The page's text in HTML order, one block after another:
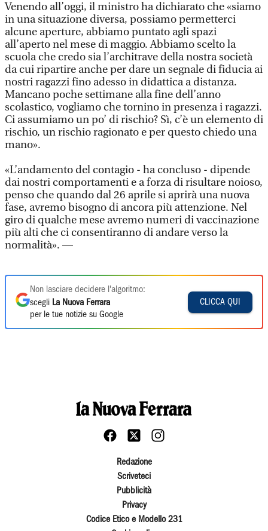
Venendo all’oggi, il ministro ha dichiarato che «siamo
in una situazione diversa, possiamo permetterci
alcune aperture, abbiamo puntato agli spazi
all’aperto nel mese di maggio. Abbiamo scelto la
scuola che credo sia l’architrave della nostra società
da cui ripartire anche per dare un segnale di fiducia ai
nostri ragazzi fino adesso in didattica a distanza.
Mancano poche settimane alla fine dell’anno
scolastico, vogliamo che tornino in presenza i ragazzi.
Ci assumiamo un po’ di rischio? Sì, c’è un elemento di
rischio, un rischio ragionato e per questo chiedo una
mano».
«L’andamento del contagio - ha concluso - dipende
dai nostri comportamenti e a forza di risultare noioso,
penso che quando dal 26 aprile si aprirà una nuova
fase, avremo bisogno di ancora più attenzione. Nel
giro di qualche mese avremo numeri di vaccinazione
più alti che ci consentiranno di andare verso la
normalità». —
Non lasciare decidere l'algoritmo:
scegli La Nuova Ferrara
per le tue notizie su Google
CLICCA QUI
Redazione
Scriveteci
Pubblicità
Privacy
Codice Etico e Modello 231